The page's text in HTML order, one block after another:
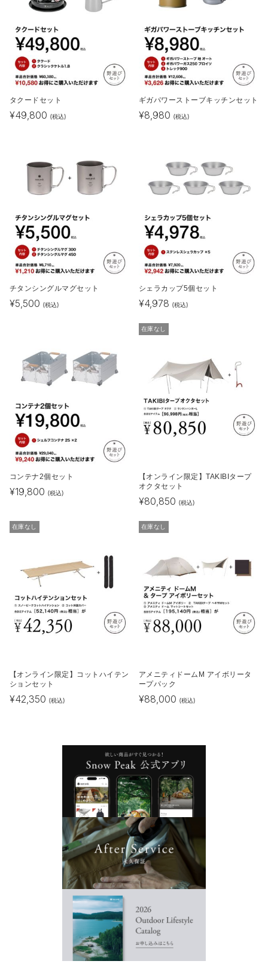
タクードセット
¥49,800 (税込)
ギガパワーストーブキッチンセット
¥8,980 (税込)
チタンシングルマグセット
¥5,500 (税込)
シェラカップ5個セット
¥4,978 (税込)
コンテナ2個セット
¥19,800 (税込)
在庫なし
【オンライン限定】TAKIBIタープ
オクタセット
¥80,850 (税込)
在庫なし
【オンライン限定】コットハイテン
ションセット
¥42,350 (税込)
在庫なし
アメニティドームM アイボリータ
ープパック
¥88,000 (税込)